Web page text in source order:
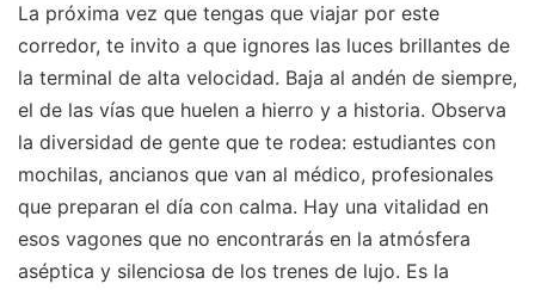
La próxima vez que tengas que viajar por este
corredor, te invito a que ignores las luces brillantes de
la terminal de alta velocidad. Baja al andén de siempre,
el de las vías que huelen a hierro y a historia. Observa
la diversidad de gente que te rodea: estudiantes con
mochilas, ancianos que van al médico, profesionales
que preparan el día con calma. Hay una vitalidad en
esos vagones que no encontrarás en la atmósfera
aséptica y silenciosa de los trenes de lujo. Es la